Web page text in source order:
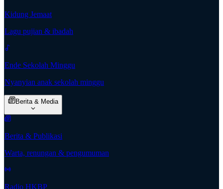
Kidung Jemaat
Lagu pujian & ibadah
Ende Sekolah Minggu
Nyanyian anak sekolah minggu
Berita & Media
Berita & Publikasi
Warta, renungan & pengumuman
Radio HKBP